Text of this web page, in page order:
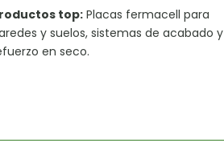
top:Placas fermacell para
y suelos, sistemas de acabado y
en seco.